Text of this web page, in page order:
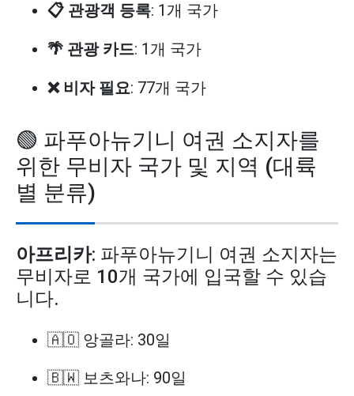
📋 관광객 등록: 1개 국가
🌴 관광 카드: 1개 국가
❌ 비자 필요: 77개 국가
🟢 파푸아뉴기니 여권 소지자를
위한 무비자 국가 및 지역 (대륙
별 분류)
아프리카: 파푸아뉴기니 여권 소지자는
무비자로 10개 국가에 입국할 수 있습
니다.
🇦🇴 앙골라: 30일
🇧🇼 보츠와나: 90일